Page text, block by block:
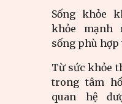
Sống khỏe
khỏe mạnh
sống phù
Từ sức khỏe
trong tâm
quan hệ